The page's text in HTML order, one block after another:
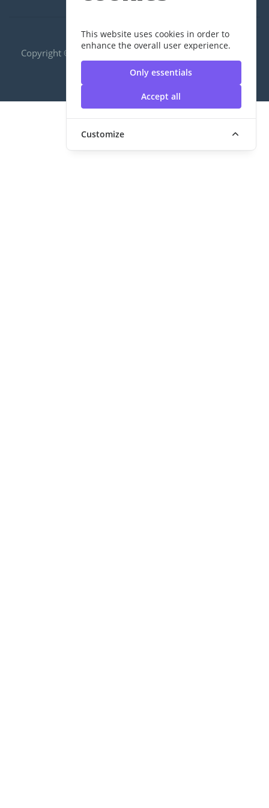
This website uses cookies in order to
enhance the overall user experience.
Only essentials
Accept all
Customize
Copyright ©2020 RUS|กองพัฒนานักศึกษา | มหาวิทยาลัย
เทคโนโลยีราชมงคลสุวรรณภูมิ